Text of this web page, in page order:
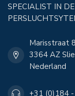
SPECIALIST IN
Marisstraat
3364 AZ
Nederland
+31 (0)184